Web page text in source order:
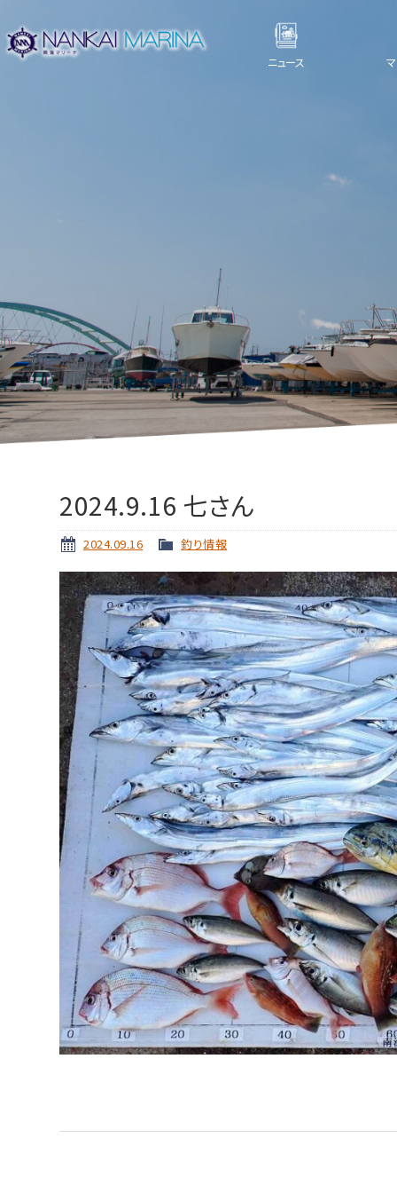
ニュース
2024.9.16 七さん
2024.09.16 釣り情報